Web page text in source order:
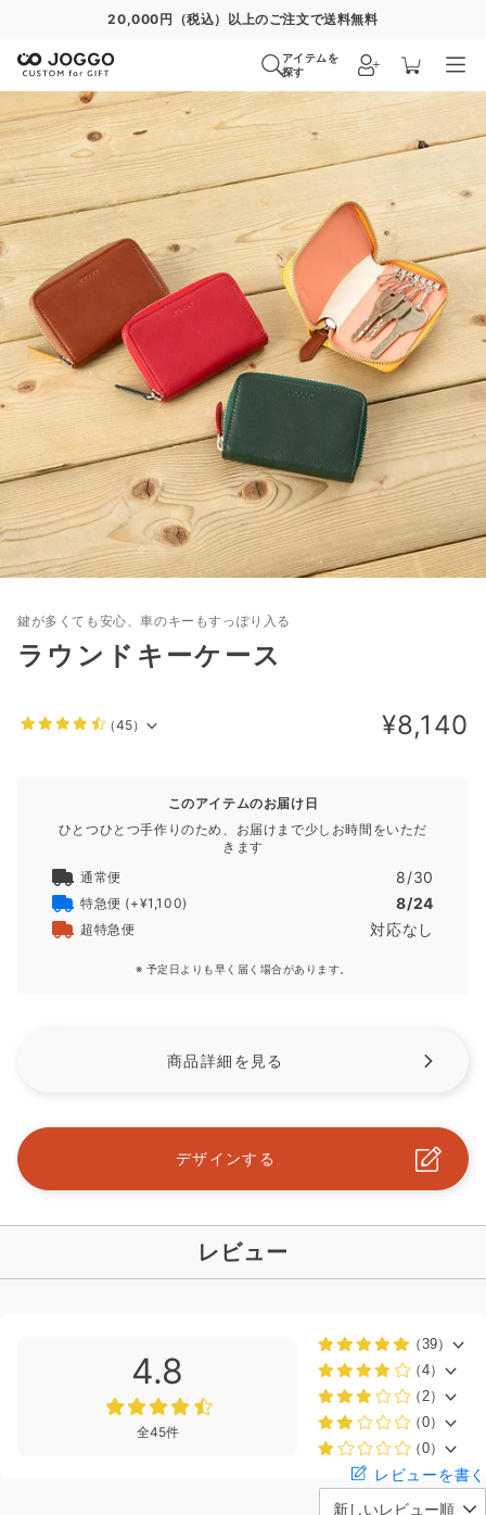
通常便 8/30 特急便 8/24 超特急便−
アイテムを
探す
鍵が多くても安心、車のキーもすっぽり入る
ラウンドキーケース
（45） ¥8,140
このアイテムのお届け日
ひとつひとつ手作りのため、お届けまで少しお時間をいただ
きます
通常便
8/30
特急便 (+¥1,100) 8/24
超特急便 対応なし
※ 予定日よりも早く届く場合があります。
商品詳細を見る
デザインする
レビュー
4.8
全45件
（39）
（4）
（2）
（0）
（0）
レビューを書く